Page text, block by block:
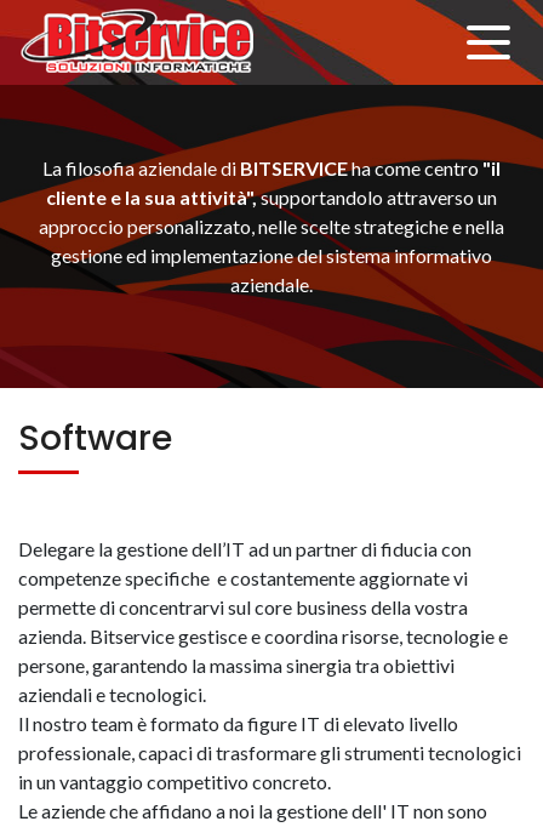
La filosofia aziendale di BITSERVICEha come centro"il
cliente e la sua attività",supportandolo attraverso un
approccio personalizzato, nelle scelte strategiche e nella
gestione ed implementazione del sistema informativo
aziendale.
Software
Delegare la gestione dell’IT ad un partner di fiducia con
competenze specifiche e costantemente aggiornate vi
permette di concentrarvi sul core business della vostra
azienda. Bitservice gestisce e coordina risorse, tecnologie e
persone, garantendo la massima sinergia tra obiettivi
aziendali e tecnologici.
Il nostro team è formato da figure IT di elevato livello
professionale, capaci di trasformare gli strumenti tecnologici
in un vantaggio competitivo concreto.
Le aziende che affidano a noi la gestione dell' IT non sono